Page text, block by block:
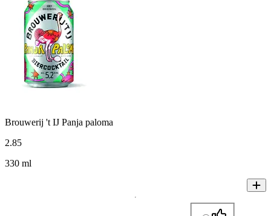
Brouwerij 't IJ Panja paloma
2.85
330 ml